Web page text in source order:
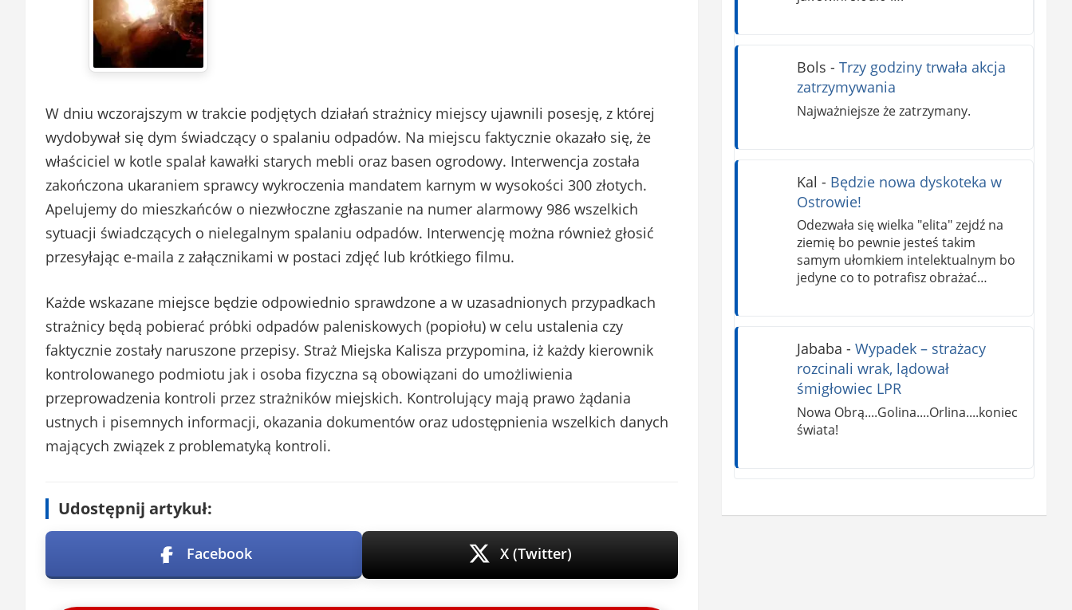
W dniu wczorajszym w trakcie podjętych działań strażnicy miejscy ujawnili posesję, z której
wydobywał się dym świadczący o spalaniu odpadów. Na miejscu faktycznie okazało się, że
właściciel w kotle spalał kawałki starych mebli oraz basen ogrodowy. Interwencja została
zakończona ukaraniem sprawcy wykroczenia mandatem karnym w wysokości 300 złotych.
Apelujemy do mieszkańców o niezwłoczne zgłaszanie na numer alarmowy 986 wszelkich
sytuacji świadczących o nielegalnym spalaniu odpadów. Interwencję można również głosić
przesyłając e-maila z załącznikami w postaci zdjęć lub krótkiego filmu.
Każde wskazane miejsce będzie odpowiednio sprawdzone a w uzasadnionych przypadkach
strażnicy będą pobierać próbki odpadów paleniskowych (popiołu) w celu ustalenia czy
faktycznie zostały naruszone przepisy. Straż Miejska Kalisza przypomina, iż każdy kierownik
kontrolowanego podmiotu jak i osoba fizyczna są obowiązani do umożliwienia
przeprowadzenia kontroli przez strażników miejskich. Kontrolujący mają prawo żądania
ustnych i pisemnych informacji, okazania dokumentów oraz udostępnienia wszelkich danych
mających związek z problematyką kontroli.
Udostępnij artykuł:
Facebook X (Twitter)
Bols - Trzy godziny trwała akcja
zatrzymywania
Najważniejsze że zatrzymany.
Kal - Będzie nowa dyskoteka w
Ostrowie!
Odezwała się wielka "elita" zejdź na
ziemię bo pewnie jesteś takim
samym ułomkiem intelektualnym bo
jedyne co to potrafisz obrażać…
Jababa - Wypadek – strażacy
rozcinali wrak, lądował
śmigłowiec LPR
Nowa Obrą....Golina....Orlina....koniec
świata!